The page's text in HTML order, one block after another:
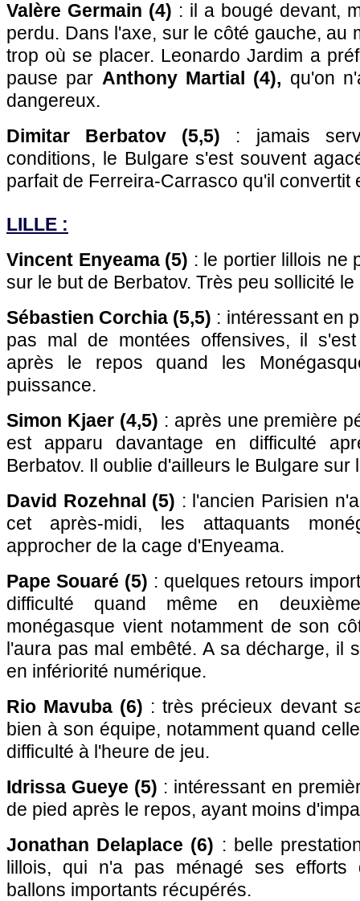
Valère Germain (4) : il a bougé devant,
perdu. Dans l'axe, sur le côté gauche, au
trop où se placer. Leonardo Jardim a
pause par Anthony Martial (4), qu'on
dangereux.
Dimitar Berbatov (5,5) : jamais
conditions, le Bulgare s'est souvent
parfait de Ferreira-Carrasco qu'il convertit
LILLE :
Vincent Enyeama (5) : le portier lillois ne
sur le but de Berbatov. Très peu sollicité
Sébastien Corchia (5,5) : intéressant en
pas mal de montées offensives, il
après le repos quand les
puissance.
Simon Kjaer (4,5) : après une première
est apparu davantage en difficulté
Berbatov. Il oublie d'ailleurs le Bulgare sur
David Rozehnal (5) : l'ancien Parisien
cet après-midi, les attaquants
approcher de la cage d'Enyeama.
Pape Souaré (5) : quelques retours
difficulté quand même en
monégasque vient notamment de son
l'aura pas mal embêté. A sa décharge, il
en infériorité numérique.
Rio Mavuba (6) : très précieux devant
bien à son équipe, notamment quand
difficulté à l'heure de jeu.
Idrissa Gueye (5) : intéressant en
de pied après le repos, ayant moins
Jonathan Delaplace (6) : belle
lillois, qui n'a pas ménagé ses efforts
ballons importants récupérés.